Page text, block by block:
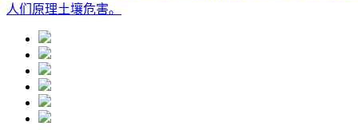
人们原理土壤危害。